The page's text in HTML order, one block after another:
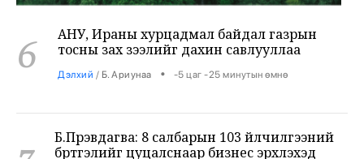
6
тосны зах зээлийг дахин савлууллаа
Дэлхий/Б. Ариунаа • -5 цаг -25 минутын өмнө
7
бүртгэлийг цуцалснаар бизнес эрхлэхэд
Нийслэл/Б. Ариунаа • -5 цаг -16 минутын өмнө